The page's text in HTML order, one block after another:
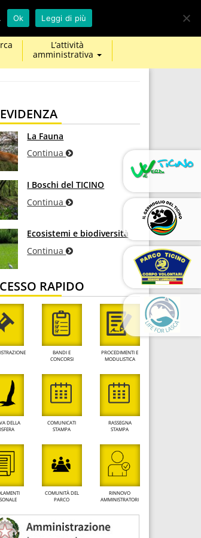
map-
marker
calendar
L’attività
amministrativa
La Fauna
Continua
I Boschi del TICINO
Continua
Ecosistemi e biodiversità
Continua
RAPIDO
BANDI E
CONCORSI
PROCEDIMENTI E
MODULISTICA
DELLA
COMUNICATI
STAMPA
RASSEGNA
STAMPA
COMUNITÀ DEL
PARCO
RINNOVO
AMMINISTRATORI
Ok Leggi di più